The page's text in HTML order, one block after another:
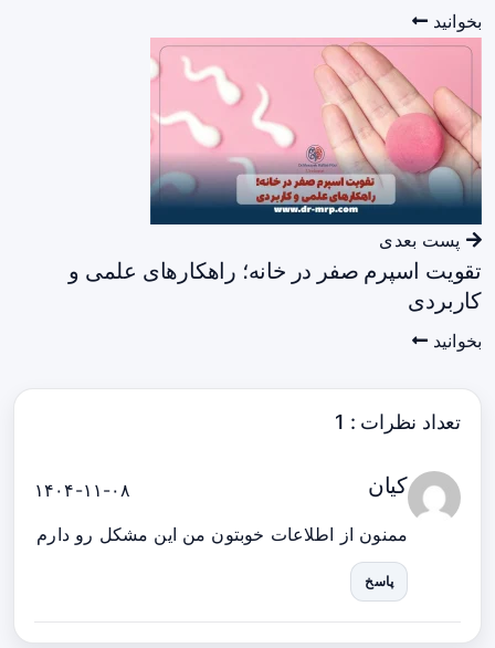
بخوانید
پست بعدی
تقویت اسپرم صفر در خانه؛ راهکارهای علمی و
کاربردی
بخوانید
تعداد نظرات : 1
کیان
۱۴۰۴-۱۱-۰۸
ممنون از اطلاعات خوبتون من این مشکل رو دارم
پاسخ